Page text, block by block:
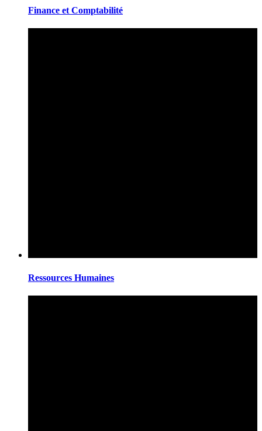
Finance et Comptabilité
Ressources Humaines